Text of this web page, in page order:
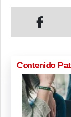
Contenido